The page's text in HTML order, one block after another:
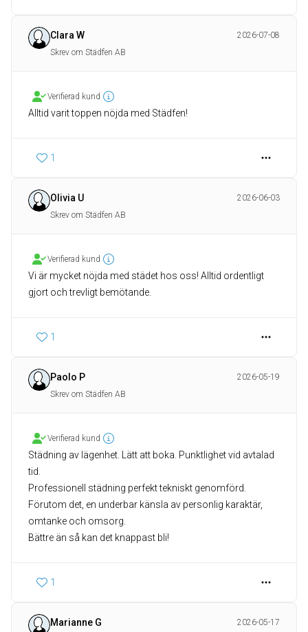
Clara W
2026-07-08
Skrev om Städfen AB
Verifierad kund
Alltid varit toppen nöjda med Städfen!
1
Olivia U
2026-06-03
Skrev om Städfen AB
Verifierad kund
Vi är mycket nöjda med städet hos oss! Alltid ordentligt
gjort och trevligt bemötande.
1
Paolo P
2026-05-19
Skrev om Städfen AB
Verifierad kund
Städning av lägenhet. Lätt att boka. Punktlighet vid avtalad
tid.
Professionell städning perfekt tekniskt genomförd.
Förutom det, en underbar känsla av personlig karaktär,
omtanke och omsorg.
Bättre än så kan det knappast bli!
1
Marianne G
2026-05-17